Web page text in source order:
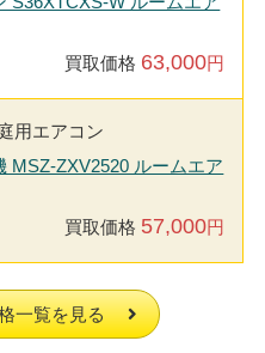
買取価格 63,000円
用エアコン
MSZ-ZXV2520 ルームエア
買取価格 57,000円
一覧を見る